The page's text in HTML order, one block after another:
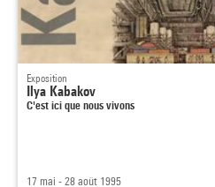
Exposition
Ilya Kabakov
C'est ici que nous vivons
17 mai - 28 août 1995